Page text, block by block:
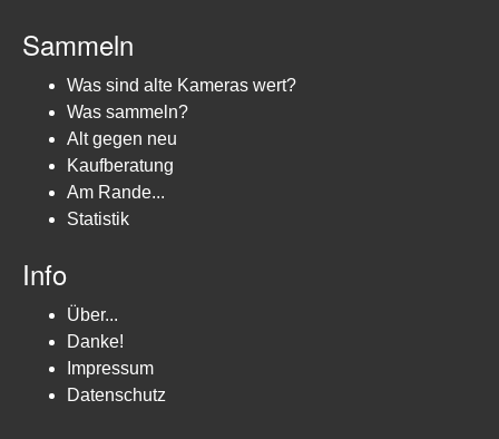
Sammeln
Was sind alte Kameras wert?
Was sammeln?
Alt gegen neu
Kaufberatung
Am Rande...
Statistik
Info
Über...
Danke!
Impressum
Datenschutz